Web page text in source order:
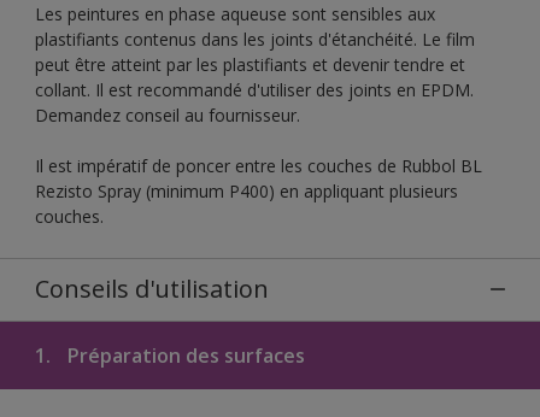
Les peintures en phase aqueuse sont sensibles aux
plastifiants contenus dans les joints d'étanchéité. Le film
peut être atteint par les plastifiants et devenir tendre et
collant. Il est recommandé d'utiliser des joints en EPDM.
Demandez conseil au fournisseur.
Il est impératif de poncer entre les couches de Rubbol BL
Rezisto Spray (minimum P400) en appliquant plusieurs
couches.
Conseils d'utilisation
1. Préparation des surfaces